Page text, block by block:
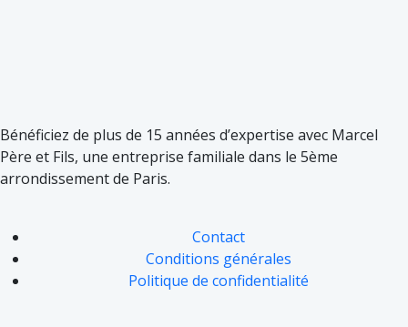
Bénéficiez de plus de 15 années d’expertise avec Marcel
Père et Fils, une entreprise familiale dans le 5ème
arrondissement de Paris.
Contact
Conditions générales
Politique de confidentialité